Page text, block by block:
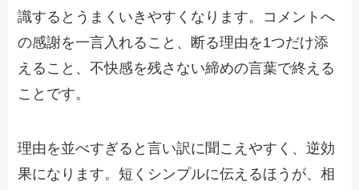
識するとうまくいきやすくなります。コメントへ
の感謝を一言入れること、断る理由を1つだけ添
えること、不快感を残さない締めの言葉で終える
ことです。
理由を並べすぎると言い訳に聞こえやすく、逆効
果になります。短くシンプルに伝えるほうが、相